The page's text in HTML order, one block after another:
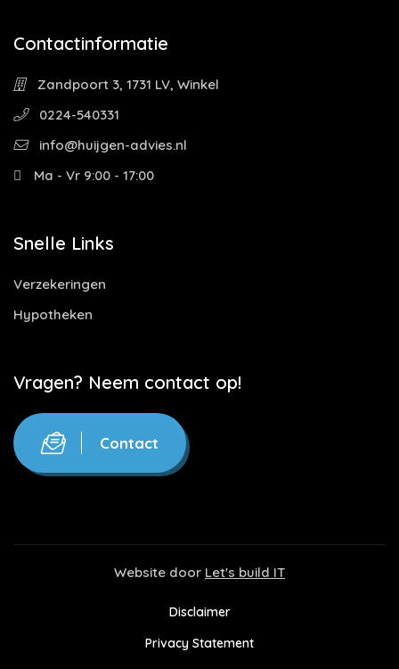
Contactinformatie
Zandpoort 3, 1731 LV, Winkel
0224-540331
info@huijgen-advies.nl
Ma - Vr 9:00 - 17:00
Snelle Links
Verzekeringen
Hypotheken
Vragen? Neem contact op!
Contact
Website door Let's build IT
Disclaimer
Privacy Statement